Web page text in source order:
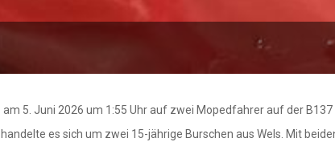
5. Juni 2026 um 1:55 Uhr auf zwei Mopedfahrer auf der
es sich um zwei 15-jährige Burschen aus Wels. Mit